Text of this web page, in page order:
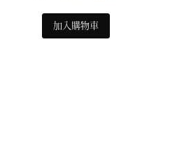
加入購物車